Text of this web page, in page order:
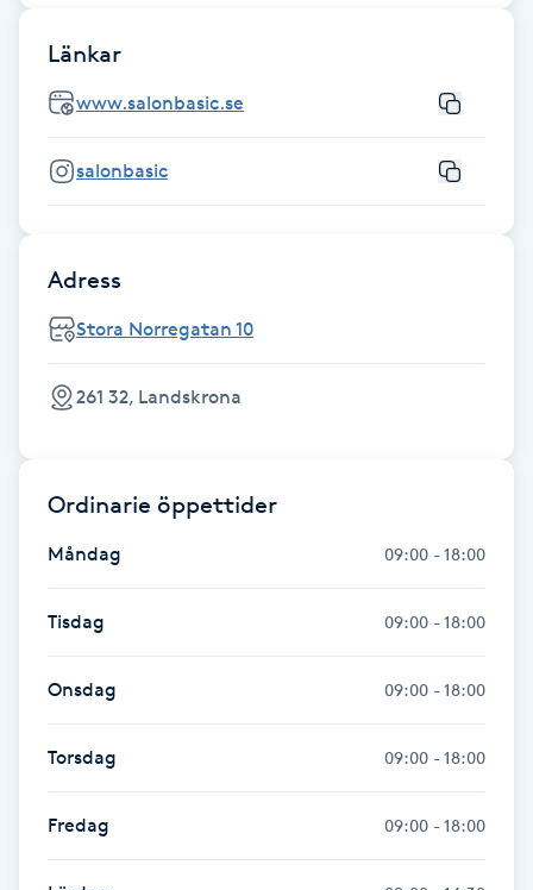
Kinesisk medicin
Kiropraktik
Klangmassage
Klippning & Slingor
Koppningsmassage
Kosmetisk tatuering
Kostrådgivning
Kroppsinpackning
Kroppspeeling
Käkledsbehandling
Länkar
www.salonbasic.se
salonbasic
Adress
Stora Norregatan 10
261 32, Landskrona
Ordinarie öppettider
Måndag 09:00 - 18:00
Tisdag 09:00 - 18:00
Onsdag 09:00 - 18:00
Torsdag 09:00 - 18:00
Fredag 09:00 - 18:00